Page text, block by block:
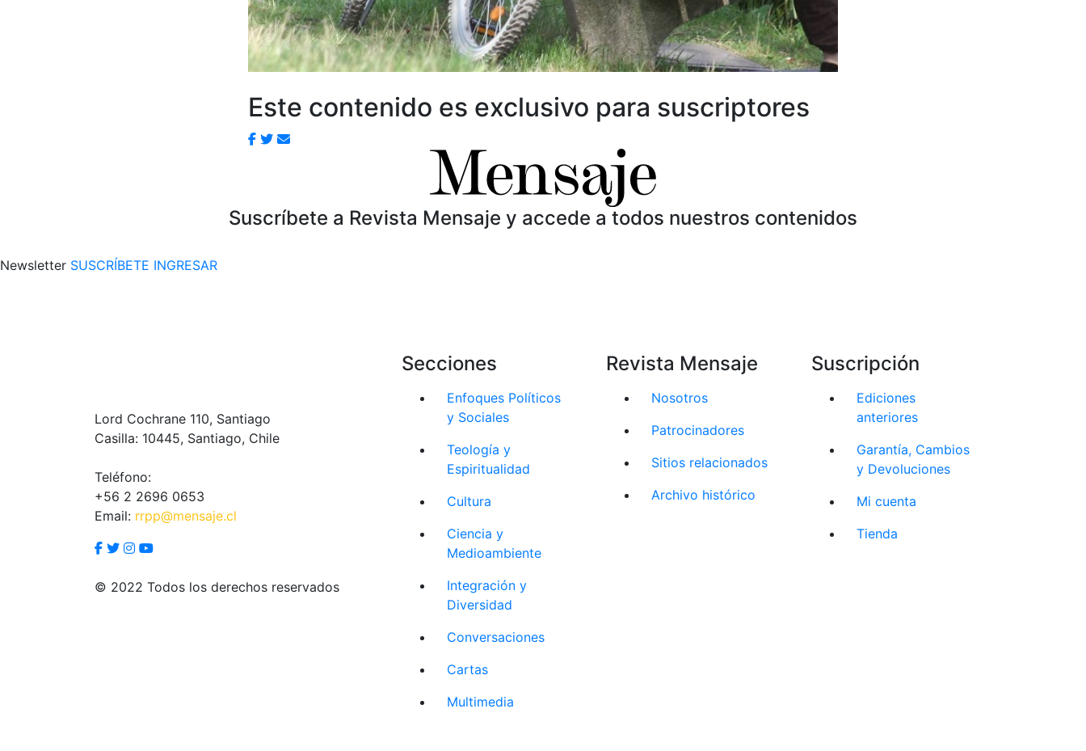
Este contenido es exclusivo para suscriptores
Suscríbete a Revista Mensaje y accede a todos nuestros contenidos
Newsletter SUSCRÍBETE INGRESAR
Lord Cochrane 110, Santiago
Casilla: 10445, Santiago, Chile
Teléfono:
+56 2 2696 0653
Email: rrpp@mensaje.cl
© 2022 Todos los derechos reservados
Secciones
Enfoques Políticos
y Sociales
Teología y
Espiritualidad
Cultura
Ciencia y
Medioambiente
Integración y
Diversidad
Conversaciones
Cartas
Multimedia
Revista Mensaje
Nosotros
Patrocinadores
Sitios relacionados
Archivo histórico
Suscripción
Ediciones
anteriores
Garantía, Cambios
y Devoluciones
Mi cuenta
Tienda